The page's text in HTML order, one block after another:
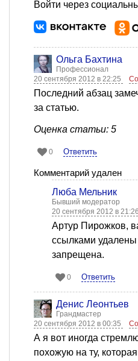
Войти через
Ольга Бахтина
Профессионал
20 сентября 2012 в 22:25
Последний абзац
за статью.
Оценка статьи: 5
0 Ответить
Комментарий удален
Люба Мельник
Бывший модератор
20 сентября 2012 в 21:26
Артур Пирожков,
ссылками удалены
запрещена.
0 Ответить
Денис Леонтьев
Грандмастер
20 сентября 2012 в 00:35
А я вот иногда
похожую на ту,